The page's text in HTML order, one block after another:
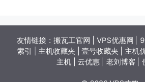
友情链接： 搬瓦工官网 VPS优惠网
索引
主机收藏夹 壹号收藏夹 主机
主机| 云优惠| 老刘博客